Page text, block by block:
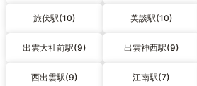
旅伏駅(10) 美談駅(10)
出雲大社前駅(9) 出雲神西駅(9)
西出雲駅(9) 江南駅(7)